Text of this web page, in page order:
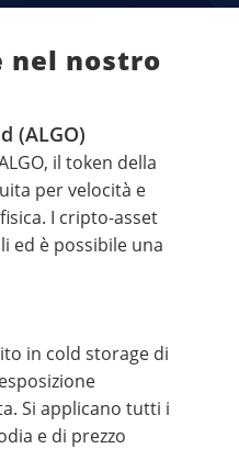
nel nostro
(ALGO)
il token della
per velocità e
I cripto-asset
ed è possibile una
in cold storage di
Si applicano tutti i
e di prezzo